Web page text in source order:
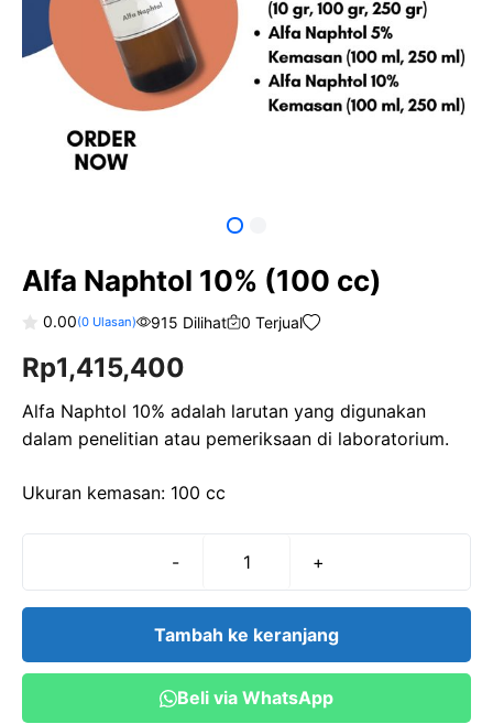
Alfa Naphtol 10% (100 cc)
o
u
o
f
5
0.00(0Ulasan) 915 Dilihat 0 Terjual
Rp1,415,400
Alfa Naphtol 10% adalah larutan yang digunakan
dalam penelitian atau pemeriksaan di laboratorium.
Ukuran kemasan: 100 cc
-
Kuantitas
Naphtol
cc)
+
Tambah ke keranjang
Beli via WhatsApp